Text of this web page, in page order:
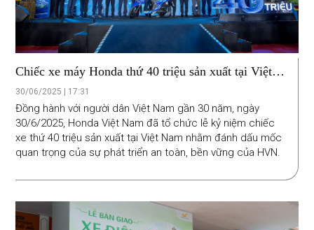
Chiếc xe máy Honda thứ 40 triệu sản xuất tại Việt
Nam đánh dấu hành trình gần 30 năm của HVN
30/06/2025 | 17:31
Đồng hành với người dân Việt Nam gần 30 năm, ngày
30/6/2025, Honda Việt Nam đã tổ chức lễ kỷ niệm chiếc
xe thứ 40 triệu sản xuất tại Việt Nam nhằm đánh dấu mốc
quan trọng của sự phát triển an toàn, bền vững của HVN.